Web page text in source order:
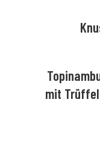
mit